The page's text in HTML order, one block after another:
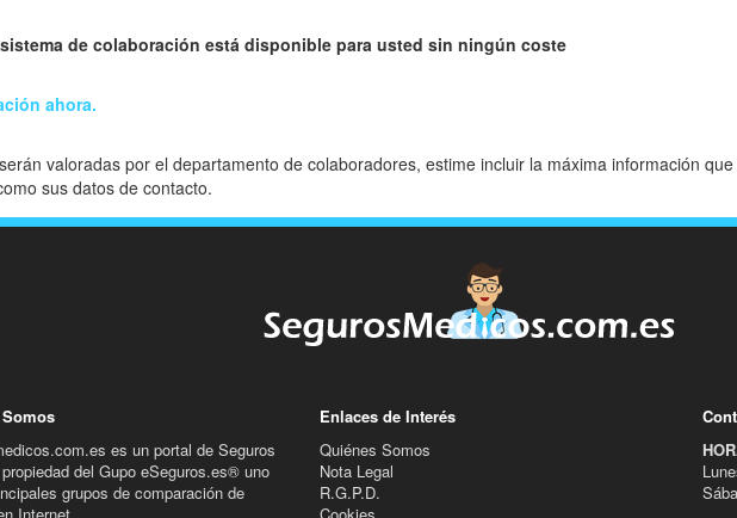
de colaboración está disponible para usted sin ningún coste
ahora.
valoradas por el departamento de colaboradores, estime incluir la máxima información que
sus datos de contacto.
es un portal de Seguros
del Gupo eSeguros.es® uno
grupos de comparación de
Enlaces de Interés
Quiénes Somos
Nota Legal
R.G.P.D.